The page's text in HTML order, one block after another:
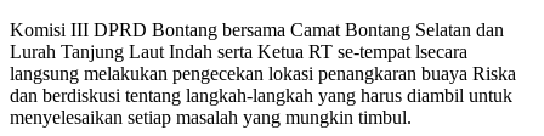
Komisi III DPRD Bontang bersama Camat Bontang Selatan dan
Lurah Tanjung Laut Indah serta Ketua RT se-tempat lsecara
langsung melakukan pengecekan lokasi penangkaran buaya Riska
dan berdiskusi tentang langkah-langkah yang harus diambil untuk
menyelesaikan setiap masalah yang mungkin timbul.